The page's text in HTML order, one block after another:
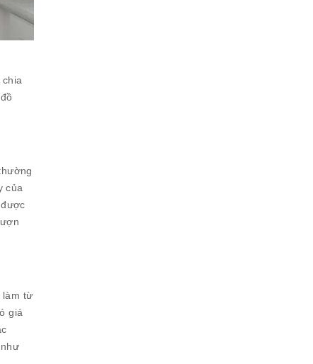
của
làm từ
giá